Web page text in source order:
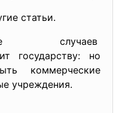
статьи.
случаев
государству: но
коммерческие
учреждения.